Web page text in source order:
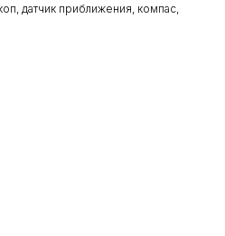
датчик приближения, компас,